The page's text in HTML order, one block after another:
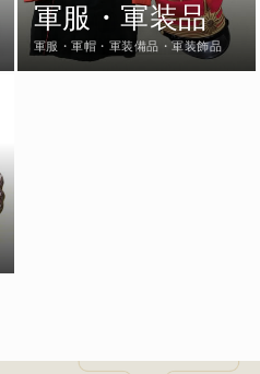
軍服・軍装品
軍服・軍帽・軍装備品・軍装飾品